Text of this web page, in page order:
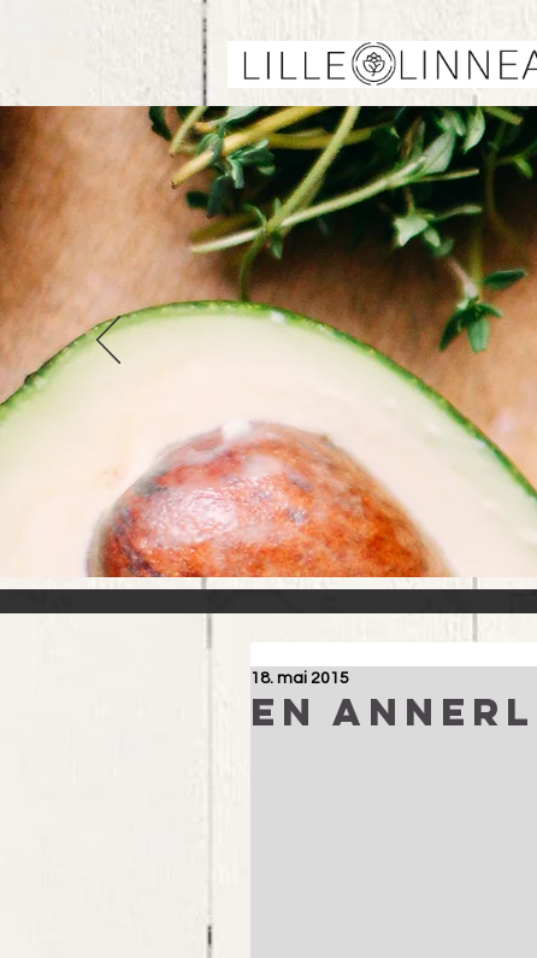
En
18. mai 2015